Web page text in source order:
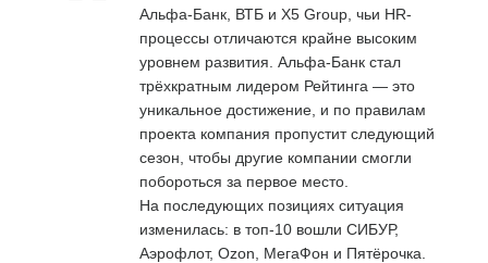
Альфа-Банк, ВТБ и X5 Group, чьи HR-
процессы отличаются крайне высоким
уровнем развития. Альфа-Банк стал
трёхкратным лидером Рейтинга — это
уникальное достижение, и по правилам
проекта компания пропустит следующий
сезон, чтобы другие компании смогли
побороться за первое место.
На последующих позициях ситуация
изменилась: в топ-10 вошли СИБУР,
Аэрофлот, Ozon, МегаФон и Пятёрочка.